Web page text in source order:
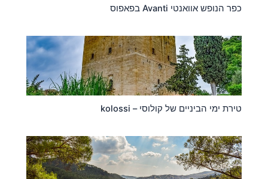
כפר הנופש אוואנטי Avanti בפאפוס
טירת ימי הביניים של קולוסי – kolossi